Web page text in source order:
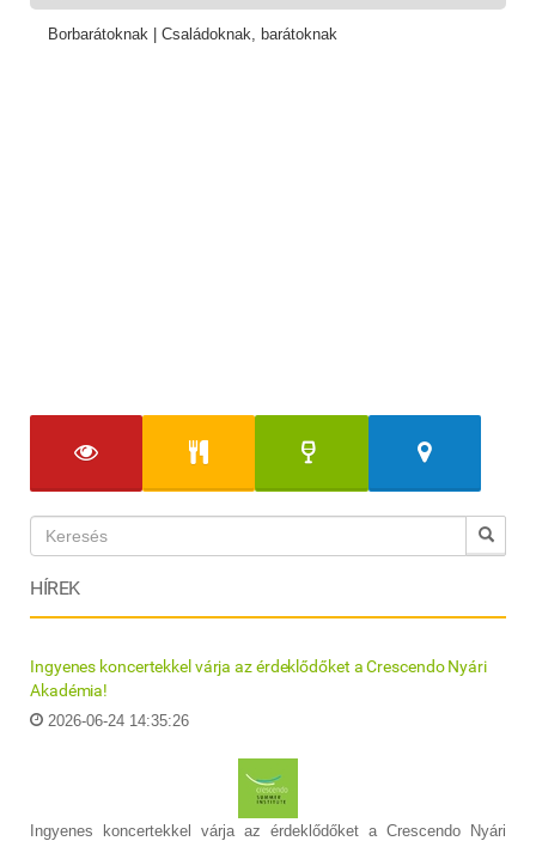
Borbarátoknak | Családoknak, barátoknak
HÍREK
Ingyenes koncertekkel várja az érdeklődőket a Crescendo Nyári
Akadémia!
2026-06-24 14:35:26
Ingyenes koncertekkel várja az érdeklődőket a Crescendo Nyári